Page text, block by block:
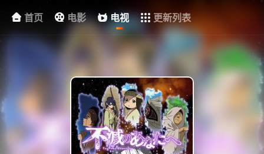
首页 电影 电视 更新列表